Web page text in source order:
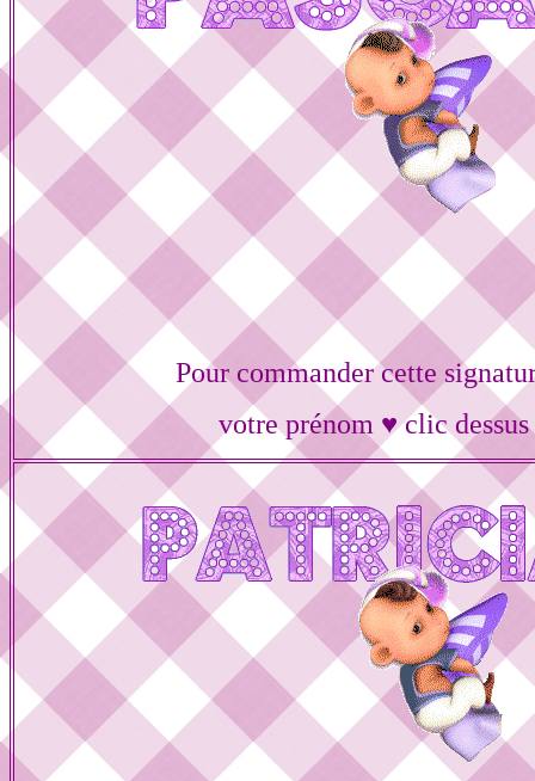
Pour commander cette
votre prénom ♥ clic dessus